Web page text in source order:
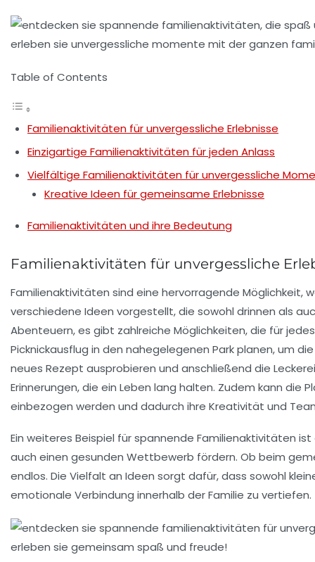
Table of Contents
Familienaktivitäten für unvergessliche Erlebnisse
Einzigartige Familienaktivitäten für jeden Anlass
Vielfältige Familienaktivitäten für unvergessliche
Kreative Ideen für gemeinsame Erlebnisse
Familienaktivitäten und ihre Bedeutung
Familienaktivitäten für unvergessliche
Familienaktivitäten sind eine hervorragende Möglichkeit,
verschiedene Ideen vorgestellt, die sowohl drinnen als
Abenteuern, es gibt zahlreiche Möglichkeiten, die für
Picknickausflug in den nahegelegenen Park planen, um
neues Rezept ausprobieren und anschließend die
Erinnerungen, die ein Leben lang halten. Zudem kann die
einbezogen werden und dadurch ihre Kreativität und
Ein weiteres Beispiel für spannende Familienaktivitäten
auch einen gesunden Wettbewerb fördern. Ob beim
endlos. Die Vielfalt an Ideen sorgt dafür, dass sowohl
emotionale Verbindung innerhalb der Familie zu vertiefen.